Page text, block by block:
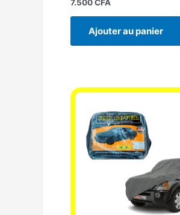
7.500CFA
Ajouter au panier